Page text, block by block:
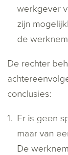
werkgever
zijn
de
De rechter
conclusies:
Er is geen
maar van
De